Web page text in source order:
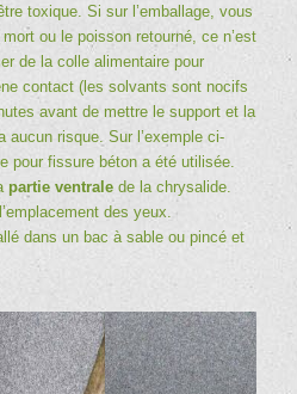
toxique. Si sur l’emballage, vous
ou le poisson retourné, ce n’est
de la colle alimentaire pour
contact (les solvants sont nocifs
avant de mettre le support et la
aucun risque. Sur l’exemple ci-
pour fissure béton a été utilisée.
partie ventralede la chrysalide.
des yeux.
dans un bac à sable ou pincé et